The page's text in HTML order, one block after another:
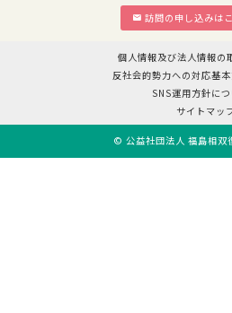
訪問の申し込みは
個人情報及び法人情報の
反社会的勢力への対応基
SNS運用方針に
サイトマッ
© 公益社団法人 福島相双